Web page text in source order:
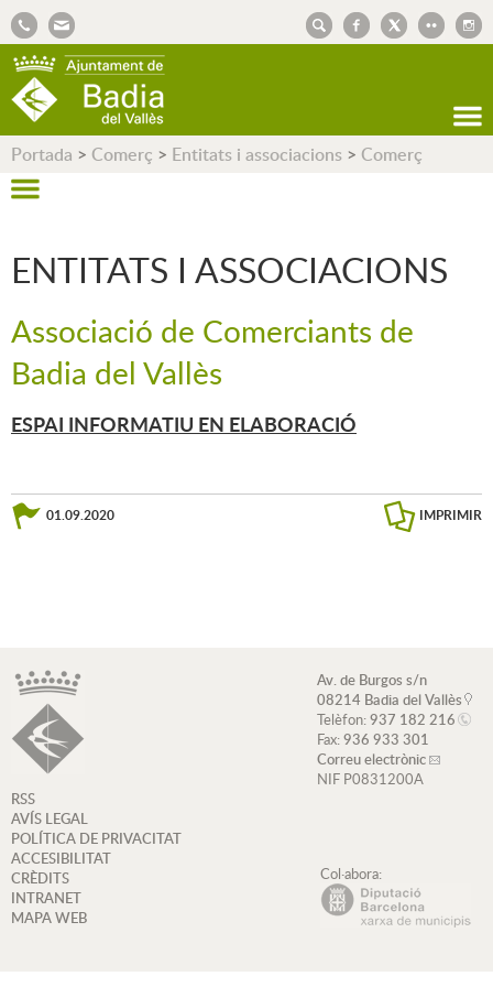
Portada > Comerç > Entitats i associacions > Comerç
ENTITATS I ASSOCIACIONS
Associació de Comerciants de
Badia del Vallès
ESPAI INFORMATIU EN ELABORACIÓ
01.09.2020 IMPRIMIR
Av. de Burgos s/n
08214 Badia del Vallès
Telèfon:937 182 216
Fax:936 933 301
Correu electrònic
NIF P0831200A
RSS
AVÍS LEGAL
POLÍTICA DE PRIVACITAT
ACCESIBILITAT
CRÈDITS
INTRANET
MAPA WEB
Col·abora: